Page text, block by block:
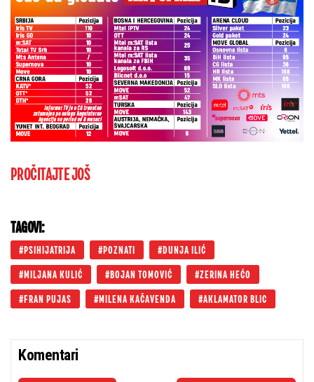
PROČITAJTE JOŠ
TAGOVI:
PSIHIJATRIJA POZNATI DUNJA ILIĆ
MILJANA KULIĆ BOJAN TOMOVIĆ ZERINA HEĆO
FRAN PUJAS MILENA KAČAVENDA AKLAMATOR BLIC
Komentari